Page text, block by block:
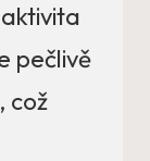
pečlivě
což